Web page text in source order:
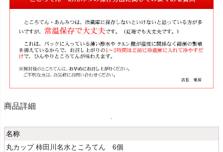
商品詳細
名称
丸カップ 柿田川名水ところてん 6個